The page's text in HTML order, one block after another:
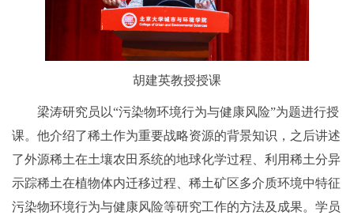
胡建英教授授课
梁涛研究员以“污染物环境行为与健康风险”为题进行授
课。他介绍了稀土作为重要战略资源的背景知识，之后讲述
了外源稀土在土壤农田系统的地球化学过程、利用稀土分异
示踪稀土在植物体内迁移过程、稀土矿区多介质环境中特征
污染物环境行为与健康风险等研究工作的方法及成果。学员